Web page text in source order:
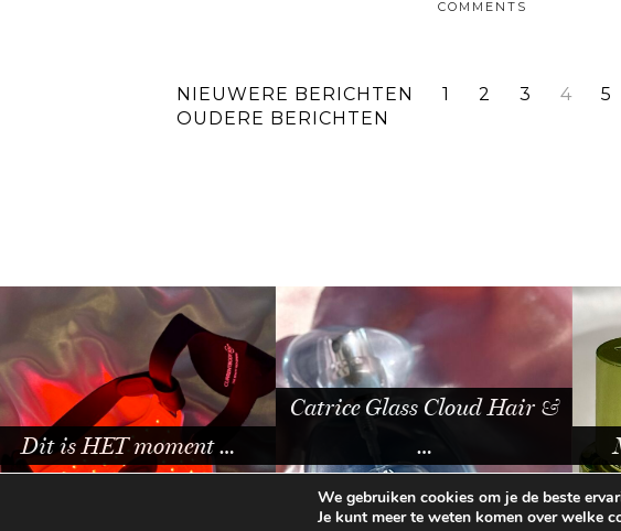
COMMENTS
NIEUWERE BERICHTEN 1 2 3 4 5
OUDERE BERICHTEN
Catrice Glass Cloud Hair &
…
Mijn review van het …
BEAUTYLAB.NL FAQ ALGEMENE
We gebruiken cookies om je de beste
Je kunt meer te weten komen over welke